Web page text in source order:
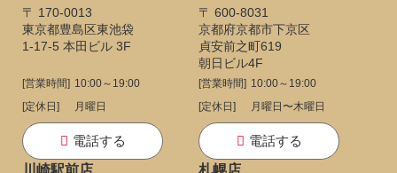
〒 170-0013
東京都豊島区東池袋
1-17-5 本田ビル 3F
[営業時間] 10:00～19:00
[定休日]
月曜日
電話する
〒 600-8031
京都府京都市下京区
貞安前之町619
朝日ビル4F
[営業時間] 10:00～19:00
[定休日]
月曜日〜木曜日
電話する